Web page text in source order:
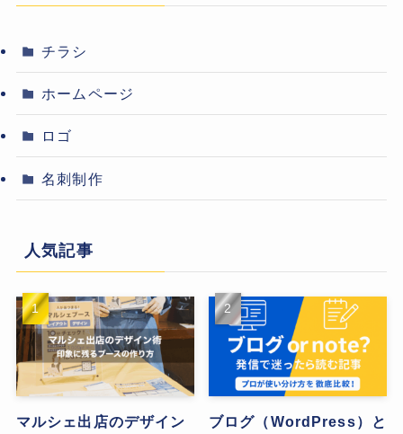
チラシ
ホームページ
ロゴ
名刺制作
人気記事
マルシェ出店のデザイン
ブログ（WordPress）と